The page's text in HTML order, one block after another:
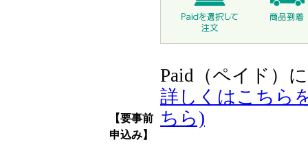
【要事前
申込み】
Paid（ペイド）
詳しくはこちら
ちら)